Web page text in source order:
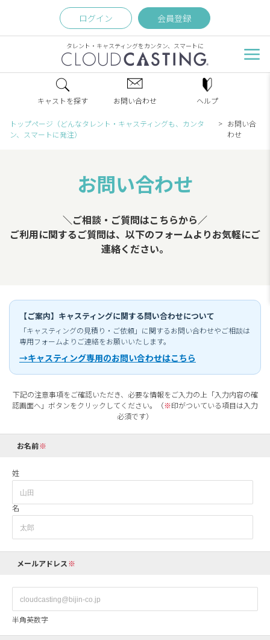
ログイン 会員登録
タレント・キャスティングをカンタン、スマートに
キャストを探す お問い合わせ ヘルプ
トップページ（どんなタレント・キャスティングも、カンタ
ン、スマートに発注）
お問い合
わせ
お問い合わせ
＼ご相談・ご質問はこちらから／
ご利用に関するご質問は、以下のフォームよりお気軽にご
連絡ください。
【ご案内】キャスティングに関する問い合わせについて
「キャスティングの見積り・ご依頼」に関するお問い合わせやご相談は
専用フォームよりご連絡をお願いいたします。
→キャスティング専用のお問い合わせはこちら
下記の注意事項をご確認いただき、必要な情報をご入力の上「入力内容の確
認画面へ」ボタンをクリックしてください。（※印がついている項目は入力
必須です）
お名前
姓
名
メールアドレス
半角英数字